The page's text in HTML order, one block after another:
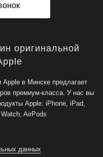
оригинальной
Apple в Минске предлагает
премиум-класса. У нас вы
Apple: iPhone, iPad,
AirPods
данных